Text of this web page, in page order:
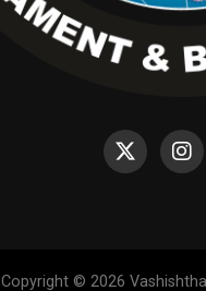
Copyright © 2026